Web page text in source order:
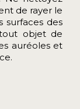
de rayer le
surfaces des
objet de
auréoles et